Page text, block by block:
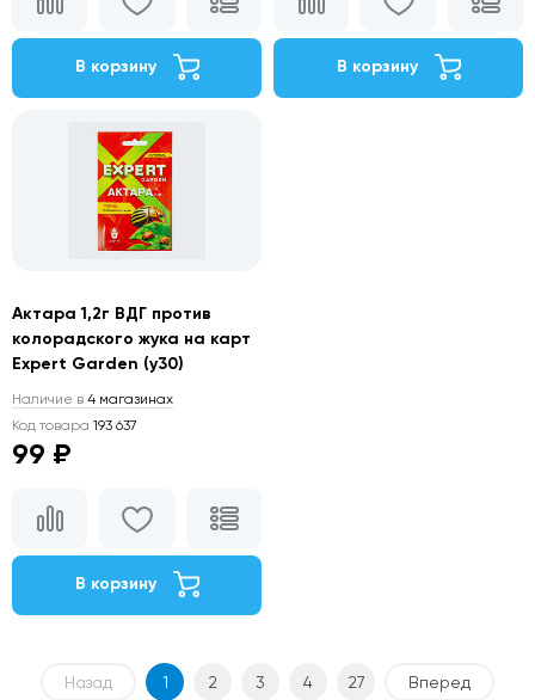
В корзину В корзину
Актара 1,2г ВДГ против
колорадского жука на карт
Expert Garden (у30)
Наличие в 4 магазинах
Код товара 193 637
99 ₽
В корзину
Назад 1 2 3 4 27 Вперед